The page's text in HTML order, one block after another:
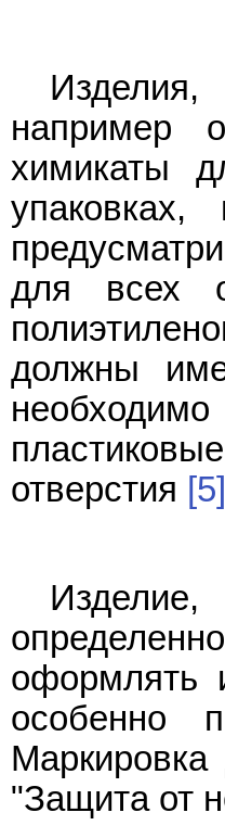
Изделия,
например
химикаты
для всех
должны
отверстия [5]
оформлять
особенно
"Защита от